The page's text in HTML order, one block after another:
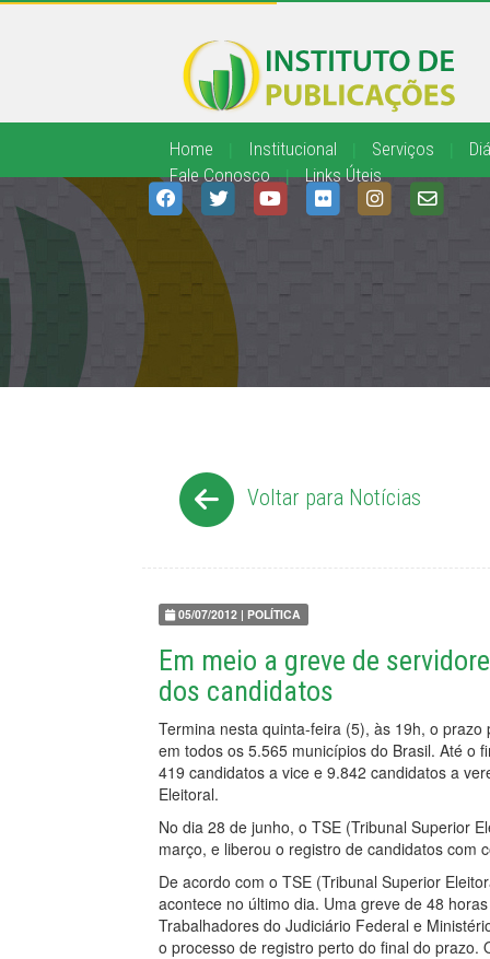
Home Institucional Serviços
Fale Conosco
| Links Úteis
Voltar para Notícias
05/07/2012 | POLÍTICA
Em meio a greve de
dos candidatos
Termina nesta quinta-feira (5), às 19h, o
em todos os 5.565 municípios do Brasil. Até o
419 candidatos a vice e 9.842 candidatos a
Eleitoral.
No dia 28 de junho, o TSE (Tribunal Superior
março, e liberou o registro de candidatos com
De acordo com o TSE (Tribunal Superior
acontece no último dia. Uma greve de 48
Trabalhadores do Judiciário Federal e
o processo de registro perto do final do prazo.